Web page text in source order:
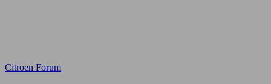
Citroen Forum